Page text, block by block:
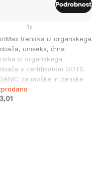
trenirka iz organskega
uniseks, črna
iz organskega
s certifikatom GOTS
za moške in ženske
1x
Podrobnost